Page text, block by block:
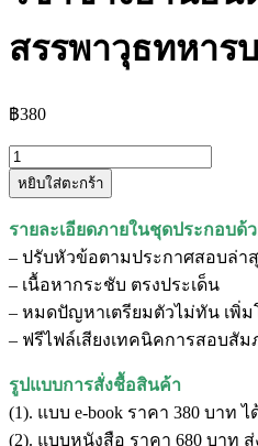
สรรพาวุธทหาร
฿380
จำนวน
แนว
ช่าง
สรรพ
วุธ(สาขา
วิชา
ช่าง
ยาน
ยนต์)
กรม
หยิบใส่ตะกร้า
รายละเอียดภายในชุดประกอบด้
– ปรับหัวข้อตามประกาศสอบล่า
– เนื้อหากระชับ ตรงประเด็น
– หมดปัญหาเตรียมตัวไม่ทัน เพิ่
– ฟรีไฟล์เสียงเทคนิคการสอบสั
รูปแบบการสั่งชื้อสินค้า
(1). แบบ e-book ราคา 380 บาท
(2). แบบหนังสือ ราคา 680 บาท